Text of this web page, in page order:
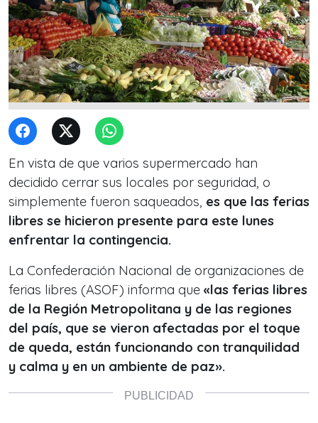
En vista de que varios supermercado han
decidido cerrar sus locales por seguridad, o
simplemente fueron saqueados, es que las ferias
libres se hicieron presente para este lunes
enfrentar la contingencia.
La Confederación Nacional de organizaciones de
ferias libres (ASOF) informa que «las ferias libres
de la Región Metropolitana y de las regiones
del país, que se vieron afectadas por el toque
de queda, están funcionando con tranquilidad
y calma y en un ambiente de paz».